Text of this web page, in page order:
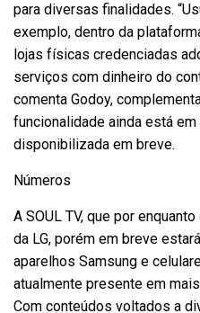
para diversas finalidades.
exemplo, dentro da
lojas físicas credenciadas
serviços com dinheiro do
comenta Godoy,
funcionalidade ainda está
disponibilizada em breve.
Números
A SOUL TV, que por
da LG, porém em breve
aparelhos Samsung e
atualmente presente em
Com conteúdos voltados a